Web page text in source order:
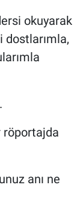
okuyarak
dostlarımla,
röportajda
anı ne